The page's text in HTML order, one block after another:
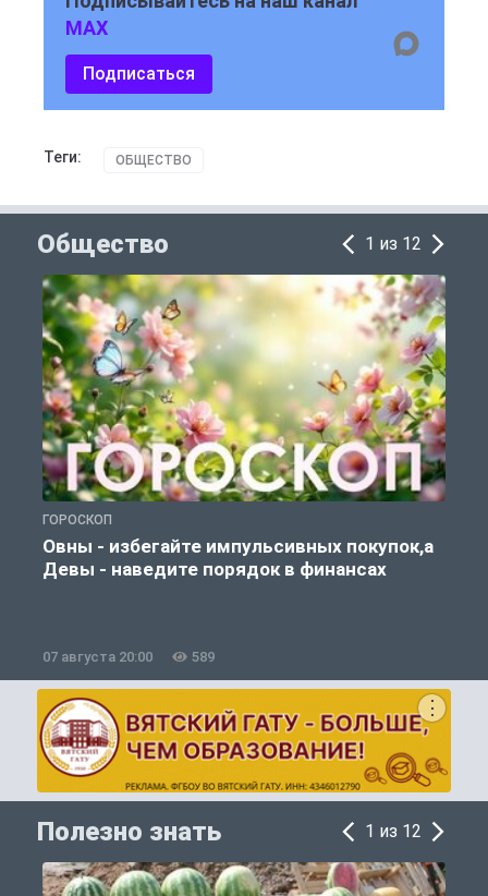
MAX
Подписаться
Теги: ОБЩЕСТВО
Общество 1 из 12
ГОРОСКОП
Овны - избегайте импульсивных покупок,а
Девы - наведите порядок в финансах
07 августа 20:00 589
Полезно знать 1 из 12